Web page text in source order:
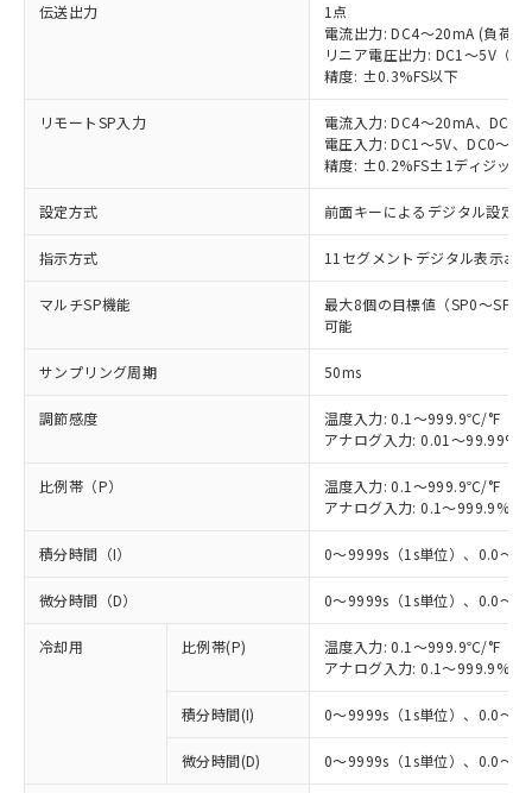
伝送出力
1点
電流出力: DC4～20mA (負荷:
リニア電圧出力: DC1～5V（
精度: ±0.3%FS以下
リモートSP入力
電流入力: DC4～20mA、DC0
電圧入力: DC1～5V、DC0～
精度: ±0.2%FS±1ディジット
設定方式 前面キーによるデジタル設定
指示方式 11セグメントデジタル表示お
マルチSP機能
最大8個の目標値（SP0～SP7
可能
サンプリング周期 50ms
調節感度
温度入力: 0.1～999.9℃/°F（
アナログ入力: 0.01～
比例帯（P）
温度入力: 0.1～999.9℃/°F（
アナログ入力: 0.1～999.9%FS
積分時間（I） 0～9999s（1s単位）、0.0～
微分時間（D） 0～9999s（1s単位）、0.0～
冷却用 比例帯(P)
温度入力: 0.1～999.9℃/°F（
アナログ入力: 0.1～999.9%FS
積分時間(I) 0～9999s（1s単位）、0.0～
微分時間(D) 0～9999s（1s単位）、0.0～
ご利用条件
※1 対応状況
対応済み：EU RoHS指令（10物質）の
非含有に対応した製品が提供可能な商品で
対応予定：EU RoHS指令（10物質）の非含
有に対応した製品に切り替える予定のある